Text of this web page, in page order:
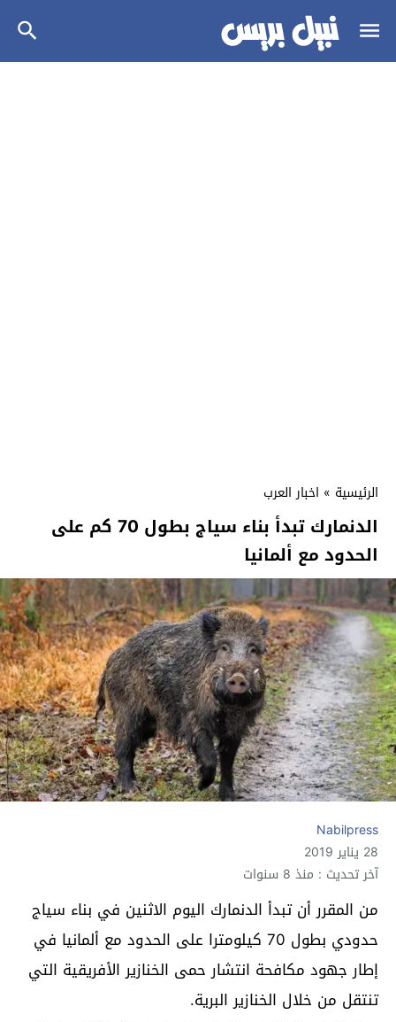
الرئيسية » اخبار العرب
الدنمارك تبدأ بناء سياج بطول 70 كم على
الحدود مع ألمانيا
Nabilpress
28 يناير 2019
آخر تحديث : منذ 8 سنوات
من المقرر أن تبدأ الدنمارك اليوم الاثنين في بناء سياج
حدودي بطول 70 كيلومترا على الحدود مع ألمانيا في
إطار جهود مكافحة انتشار حمى الخنازير الأفريقية التي
تنتقل من خلال الخنازير البرية.